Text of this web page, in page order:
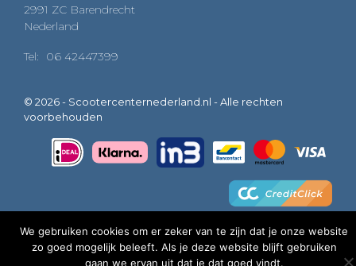
2991 ZC Barendrecht
Nederland
Tel: 06 42447399
© 2026 - Scootercenternederland.nl - Alle rechten
voorbehouden
We gebruiken cookies om er zeker van te zijn dat je onze website
zo goed mogelijk beleeft. Als je deze website blijft gebruiken
gaan we ervan uit dat je dat goed vindt.